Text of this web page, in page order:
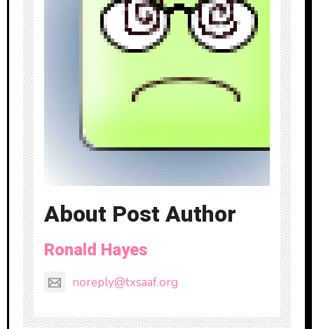
About Post Author
Ronald Hayes
noreply@txsaaf.org